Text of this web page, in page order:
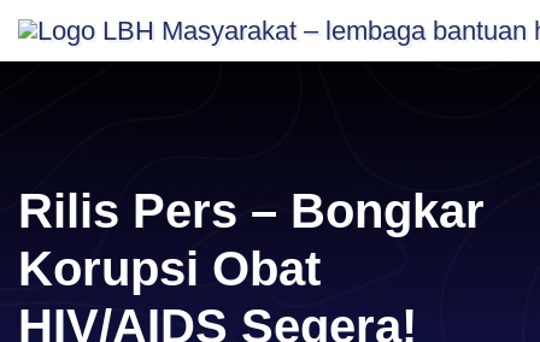
content
Skip
Rilis Pers – Bongkar
Korupsi Obat
HIV/AIDS Segera!